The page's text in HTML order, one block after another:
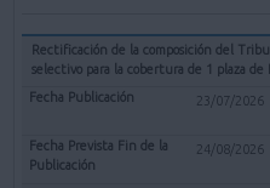
Rectificación de la composición del
selectivo para la cobertura de 1 plaza
23/07/2026
24/08/2026